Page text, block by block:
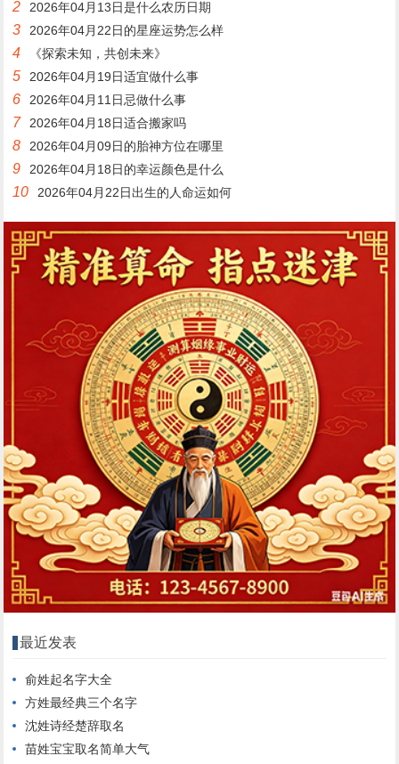
2 2026年04月13日是什么农历日期
3 2026年04月22日的星座运势怎么样
4 《探索未知，共创未来》
5 2026年04月19日适宜做什么事
6 2026年04月11日忌做什么事
7 2026年04月18日适合搬家吗
8 2026年04月09日的胎神方位在哪里
9 2026年04月18日的幸运颜色是什么
10 2026年04月22日出生的人命运如何
最近发表
俞姓起名字大全
方姓最经典三个名字
沈姓诗经楚辞取名
苗姓宝宝取名简单大气